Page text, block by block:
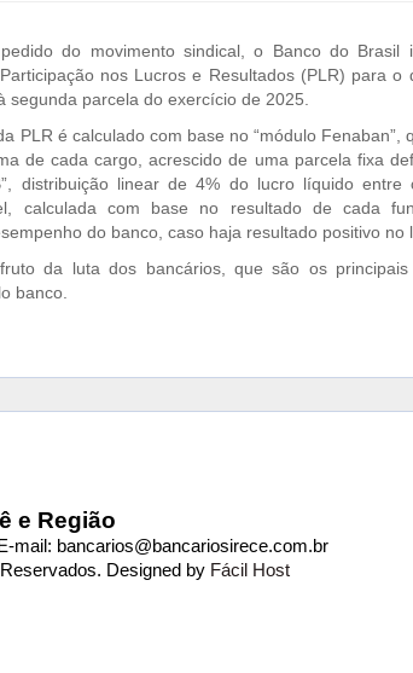
do movimento sindical, o Banco do Brasil
nos Lucros e Resultados (PLR) para
segunda parcela do exercício de 2025.
PLR é calculado com base no “módulo Fenaban”,
de cada cargo, acrescido de uma parcela fixa
distribuição linear de 4% do lucro líquido entre
calculada com base no resultado de cada
do banco, caso haja resultado positivo no
da luta dos bancários, que são os principais
banco.
e Região
mail: bancarios@bancariosirece.com.br
Designed by Fácil Host